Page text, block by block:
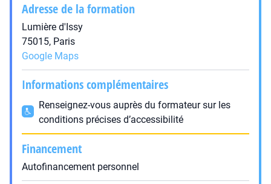
Adresse de la formation
Lumière d'Issy
75015, Paris
Google Maps
Informations complémentaires
Renseignez-vous auprès du formateur sur les
conditions précises d’accessibilité
Financement
Autofinancement personnel